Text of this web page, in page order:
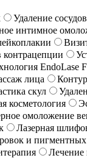
Удаление
интимное
EndoLase
лица
скул
косметология
омоложение
Лазерная
и
Лечение